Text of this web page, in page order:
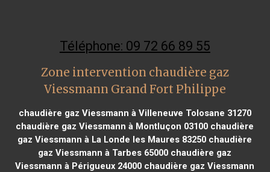
Téléphone: 09 72 66 89 55
Zone intervention chaudière gaz
Viessmann Grand Fort Philippe
chaudière gaz Viessmann à Villeneuve Tolosane 31270
chaudière gaz Viessmann à Montluçon 03100 chaudière
gaz Viessmann à La Londe les Maures 83250 chaudière
gaz Viessmann à Tarbes 65000 chaudière gaz
Viessmann à Périgueux 24000 chaudière gaz Viessmann